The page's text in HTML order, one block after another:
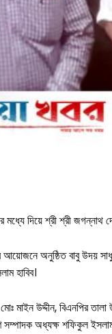
দিয়ে শ্রী শ্রী জগন্নাথ
আয়োজনে অনুষ্ঠিত বাবু উদয়
হাবিব।
মাইন উদ্দীন, বিএনপির
সম্পাদক অধ্যক্ষ শফিকুল